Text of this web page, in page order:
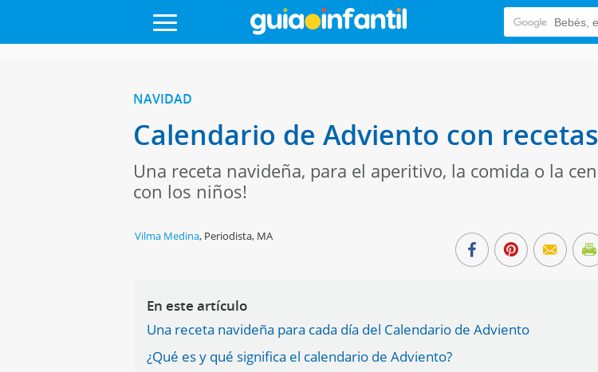
NAVIDAD
Calendario de Adviento con
Una receta navideña, para el aperitivo, la comida o la
con los niños!
Vilma Medina, Periodista, MA
En este artículo
Una receta navideña para cada día del Calendario de Adviento
¿Qué es y qué significa el calendario de Adviento?